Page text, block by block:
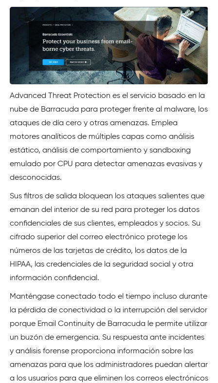
Advanced Threat Protection es el servicio basado en la
nube de Barracuda para proteger frente al malware, los
ataques de día cero y otras amenazas. Emplea
motores analíticos de múltiples capas como análisis
estático, análisis de comportamiento y sandboxing
emulado por CPU para detectar amenazas evasivas y
desconocidas.
Sus filtros de salida bloquean los ataques salientes que
emanan del interior de su red para proteger los datos
confidenciales de sus clientes, empleados y socios. Su
cifrado superior del correo electrónico protege los
números de las tarjetas de crédito, los datos de la
HIPAA, las credenciales de la seguridad social y otra
información confidencial.
Manténgase conectado todo el tiempo incluso durante
la pérdida de conectividad o la interrupción del servidor
porque Email Continuity de Barracuda le permite utilizar
un buzón de emergencia. Su respuesta ante incidentes
y análisis forense proporciona información sobre las
amenazas para que los administradores puedan alertar
a los usuarios para que eliminen los correos electrónicos